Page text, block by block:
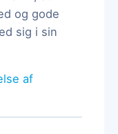
og gode
sig i sin
af